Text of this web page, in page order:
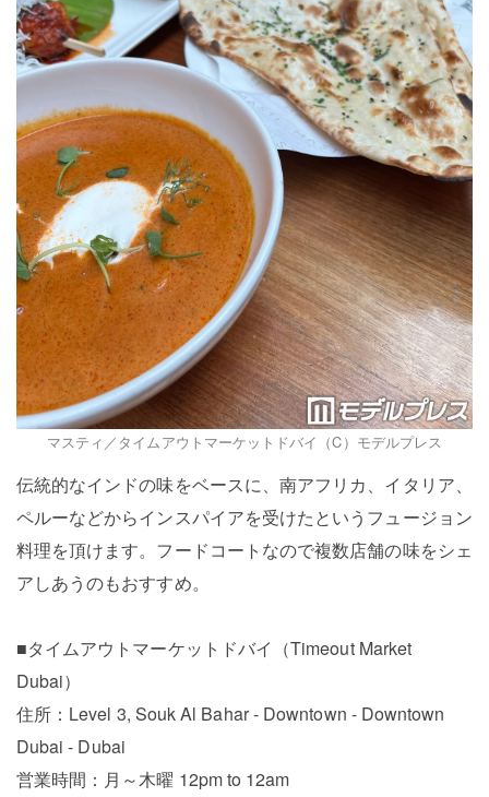
マスティ／タイムアウトマーケットドバイ（C）モデルプレス
伝統的なインドの味をベースに、南アフリカ、イタリア、
ペルーなどからインスパイアを受けたというフュージョン
料理を頂けます。フードコートなので複数店舗の味をシェ
アしあうのもおすすめ。
■タイムアウトマーケットドバイ（Timeout Market
Dubai）
住所：Level 3, Souk Al Bahar - Downtown - Downtown
Dubai - Dubai
営業時間：月～木曜 12pm to 12am